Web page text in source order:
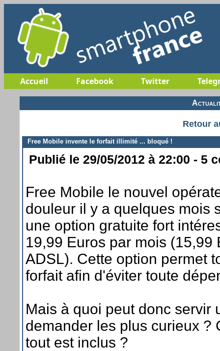
Accueil Facebook Twitter
Retour
Free Mobile invente le forfait illimité ... bloqué !
Publié le 29/05/2012 à 22:00 - 5
Free Mobile le nouvel
douleur il y a quelques mois
une option gratuite fort
19,99 Euros par mois
ADSL). Cette option permet
forfait afin d'éviter toute
Mais à quoi peut donc servir
demander les plus curieux ?
tout est inclus ?